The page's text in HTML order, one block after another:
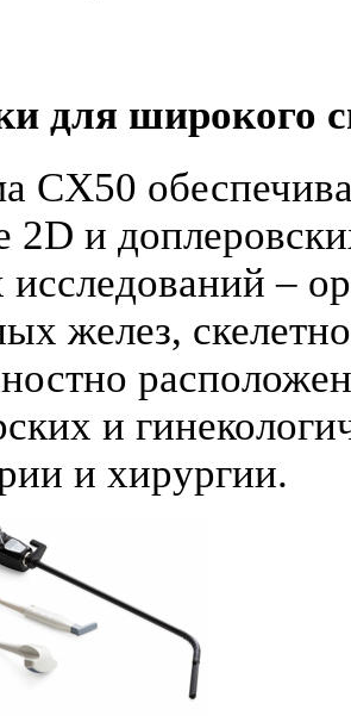
для широкого
CX50
2D и
исследований –
желез,
и
и хирургии.